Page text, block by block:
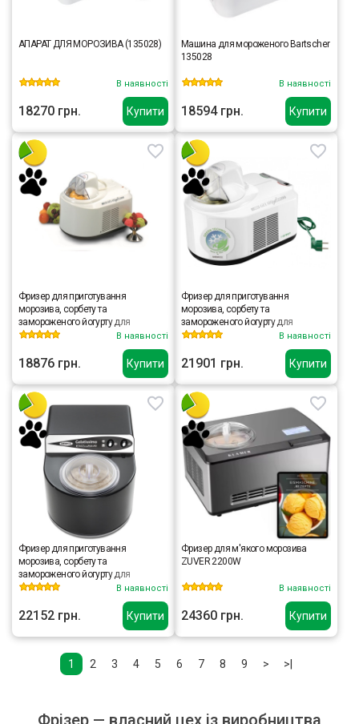
Купити
АПАРАТ ДЛЯ МОРОЗИВА (135028)
В наявності
18270 грн. Купити
Машина для мороженого Bartscher
135028
В наявності
18594 грн.
Купити
Фризер для приготування
морозива, сорбету та
замороженого йогурту для
домашнього використання Nemox
В наявності
18876 грн. Купити
Фризер для приготування
морозива, сорбету та
замороженого йогурту для
домашнього використання Nemox
GELATO CHEF 2200 i-green
В наявності
21901 грн.
Купити
Фризер для приготування
морозива, сорбету та
замороженого йогурту для
домашнього використання Nemox
В наявності
22152 грн. Купити
Фризер для м'якого морозива
ZUVER 2200W
В наявності
24360 грн.
1 2 3 4 5 6 7 8 9 > >|
Фрізер — власний цех із виробництва